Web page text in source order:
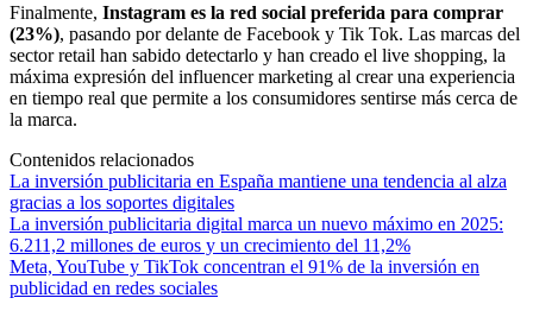
Finalmente, Instagram es la red social preferida para comprar
(23%), pasando por delante de Facebook y Tik Tok. Las marcas del
sector retail han sabido detectarlo y han creado el live shopping, la
máxima expresión del influencer marketing al crear una experiencia
en tiempo real que permite a los consumidores sentirse más cerca de
la marca.
Contenidos relacionados
La inversión publicitaria en España mantiene una tendencia al alza
gracias a los soportes digitales
La inversión publicitaria digital marca un nuevo máximo en 2025:
6.211,2 millones de euros y un crecimiento del 11,2%
Meta, YouTube y TikTok concentran el 91% de la inversión en
publicidad en redes sociales